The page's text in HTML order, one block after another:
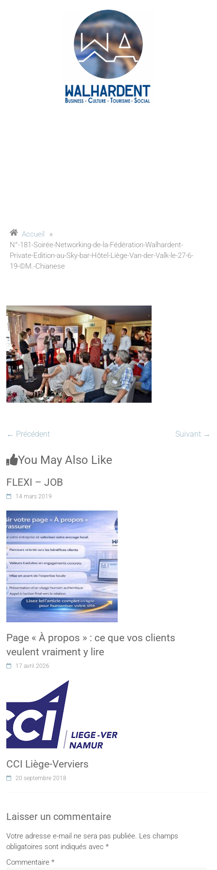
Accueil
»
N°-181-Soirée-Networking-de-la-Fédération-Walhardent-
Private-Edition-au-Sky-bar-Hôtel-Liège-Van-der-Valk-le-27-6-
19-©M.-Chianese
← Précédent Suivant →
You May Also Like
FLEXI – JOB
14 mars 2019
Page « À propos » : ce que vos clients
veulent vraiment y lire
17 avril 2026
CCI Liège-Verviers
20 septembre 2018
Laisser un commentaire
Votre adresse e-mail ne sera pas publiée. Les champs
obligatoires sont indiqués avec*
Commentaire*